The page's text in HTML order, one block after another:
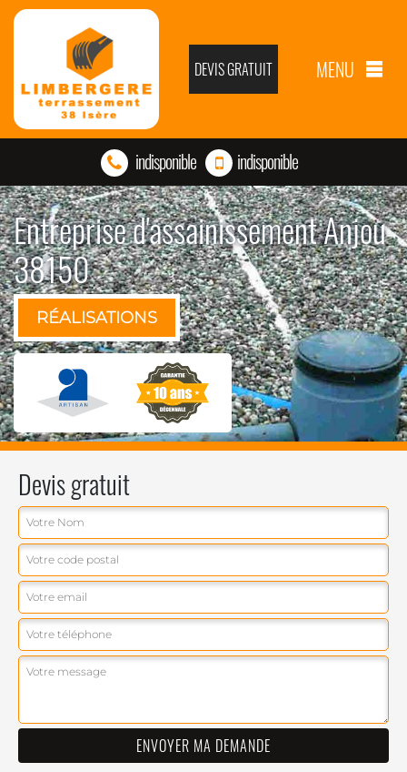
DEVIS GRATUIT MENU
indisponible indisponible
Entreprise d'assainissement Anjou
38150
RÉALISATIONS
Devis gratuit